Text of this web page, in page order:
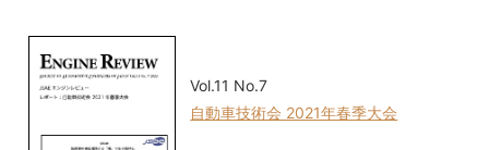
Vol.11 No.7
自動車技術会 2021年春季大会